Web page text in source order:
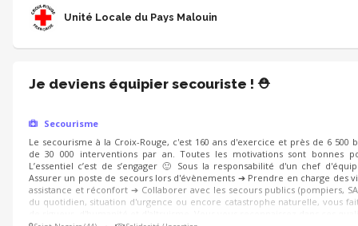
Unité Locale du Pays Malouin
Je deviens équipier secouriste ! ⛑️
Secourisme
Le secourisme à la Croix-Rouge, c'est 160 ans d'exercice et près de 6 500
de 30 000 interventions par an. Toutes les motivations sont bonnes
L’essentiel c’est de s’engager 🙂 Sous la responsabilité d'un chef
Assurer un poste de secours lors d'évènements ➔ Prendre en charge des
assistance et réconfort ➔ Collaborer avec les secours publics (pompiers,
du quotidien, situation d'urgence ou encore catastrophe naturelle, vous